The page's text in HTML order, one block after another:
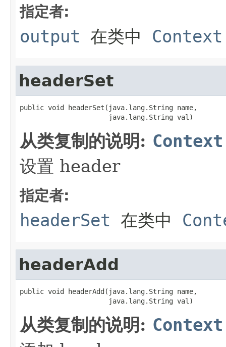
指定者:
output 在类中 Context
headerSet
public void headerSet(java.lang.String name,
                      java.lang.String val)
从类复制的说明: Context
设置 header
指定者:
headerSet 在类中
headerAdd
public void headerAdd(java.lang.String name,
                      java.lang.String val)
从类复制的说明: Context